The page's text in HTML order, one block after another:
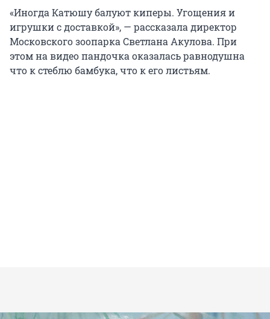
«Иногда Катюшу балуют киперы. Угощения и
игрушки с доставкой», — рассказала директор
Московского зоопарка Светлана Акулова. При
этом на видео пандочка оказалась равнодушна
что к стеблю бамбука, что к его листьям.